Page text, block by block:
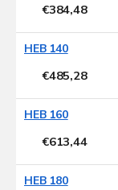
o
d
t
€384,48
HEB 140
€485,28
HEB 160
€613,44
HEB 180